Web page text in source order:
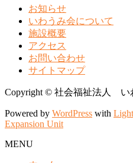
お知らせ
いわうみ会について
施設概要
アクセス
お問い合わせ
サイトマップ
Copyright © 社会福祉法人 い
Powered by WordPress with
Expansion Unit
MENU